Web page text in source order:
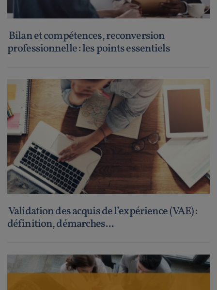
Bilan et compétences, reconversion
professionnelle : les points essentiels
Validation des acquis de l’expérience (VAE) :
définition, démarches...